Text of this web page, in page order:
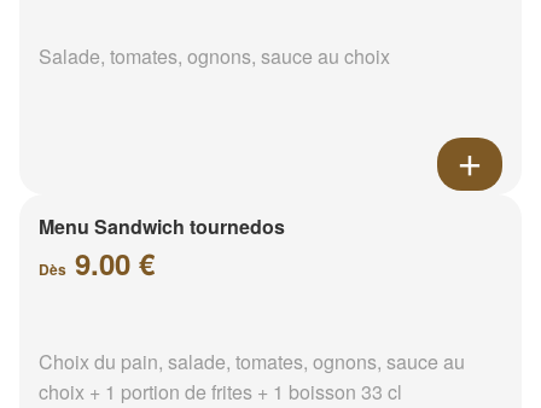
Salade, tomates, ognons, sauce au choix
Menu Sandwich tournedos
Dès 9.00 €
Choix du pain, salade, tomates, ognons, sauce au
choix + 1 portion de frites + 1 boisson 33 cl